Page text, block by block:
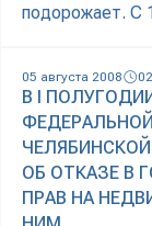
подорожает. С
05 августа 2008
В I
ОБ ОТКАЗЕ В
ПРАВ НА